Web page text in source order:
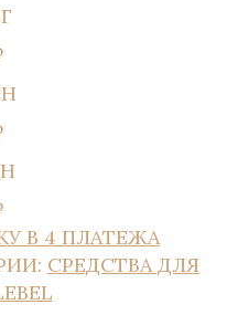
В 4 ПЛАТЕЖА
СРЕДСТВА ДЛЯ